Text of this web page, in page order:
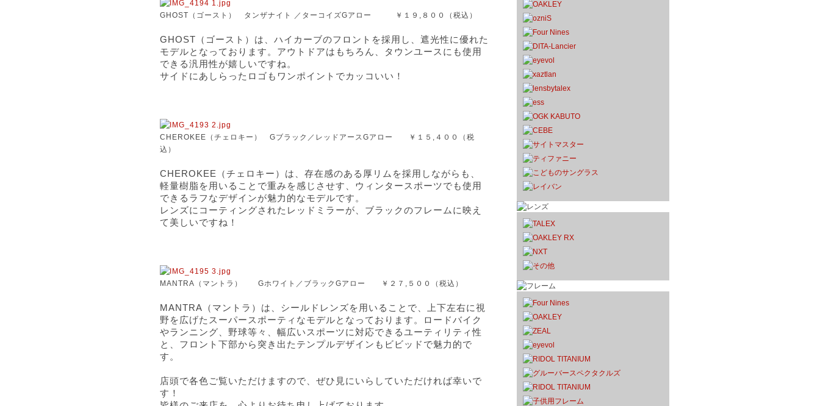
GHOST（ゴースト） タンザナイト ／ターコイズGアロー ￥１９,８００（税込）
GHOST（ゴースト）は、ハイカーブのフロントを採用し、遮光性に優れた
モデルとなっております。アウトドアはもちろん、タウンユースにも使用
できる汎用性が嬉しいですね。
サイドにあしらったロゴもワンポイントでカッコいい！
CHEROKEE（チェロキー） Gブラック／レッドアースGアロー ￥１５,４００（税
込）
CHEROKEE（チェロキー） は、存在感のある厚リムを採用しながらも、
軽量樹脂を用いることで重みを感じさせす、ウィンタースポーツでも使用
できるラフなデザインが魅力的なモデルです。
レンズにコーティングされたレッドミラーが、ブラックのフレームに映え
て美しいですね！
MANTRA（マントラ） Gホワイト／ブラックGアロー ￥２７,５００（税込）
MANTRA（マントラ）は、シールドレンズを用いることで、上下左右に視
野を広げたスーパースポーティなモデルとなっております。ロードバイク
やランニング、野球等々、幅広いスポーツに対応できるユーティリティ性
と、フロント下部から突き出たテンプルデザインもビビッドで魅力的で
す。
店頭で各色ご覧いただけますので、ぜひ見にいらしていただければ幸いで
す！